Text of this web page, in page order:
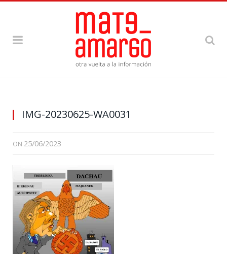
IMG-20230625-WA0031
ON 25/06/2023